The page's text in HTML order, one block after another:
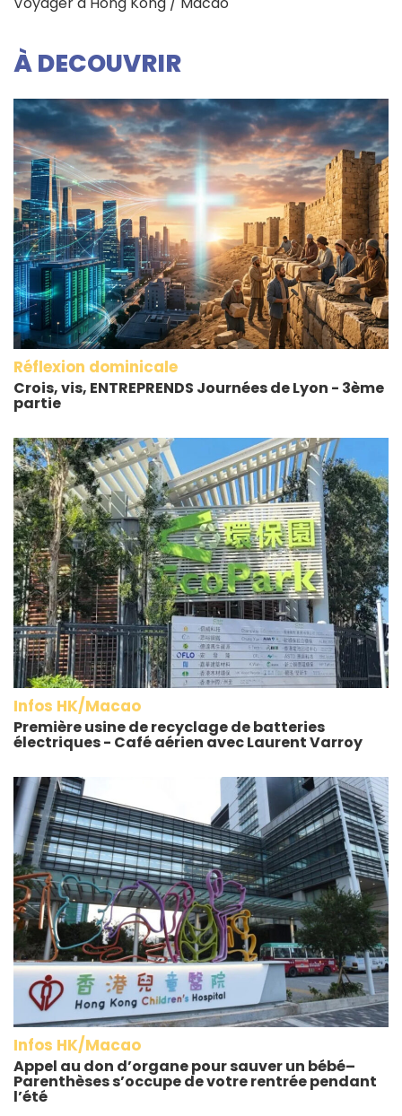
À DECOUVRIR
Réflexion dominicale
Crois, vis, ENTREPRENDS Journées de Lyon - 3ème
partie
Infos HK/Macao
Première usine de recyclage de batteries
électriques - Café aérien avec Laurent Varroy
Infos HK/Macao
Appel au don d’organe pour sauver un bébé–
Parenthèses s’occupe de votre rentrée pendant
l’été